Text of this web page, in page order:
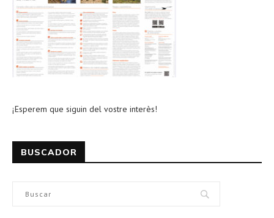
¡Esperem que siguin del vostre interès!
BUSCADOR